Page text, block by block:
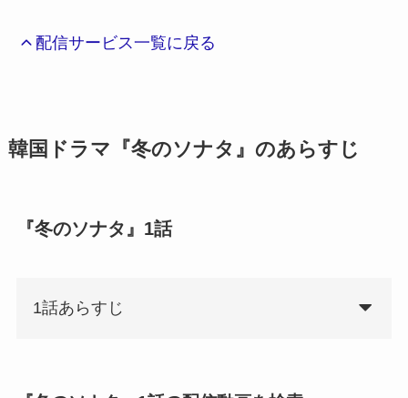
配信サービス一覧に戻る
韓国ドラマ『冬のソナタ』のあらすじ
『冬のソナタ』1話
1話あらすじ